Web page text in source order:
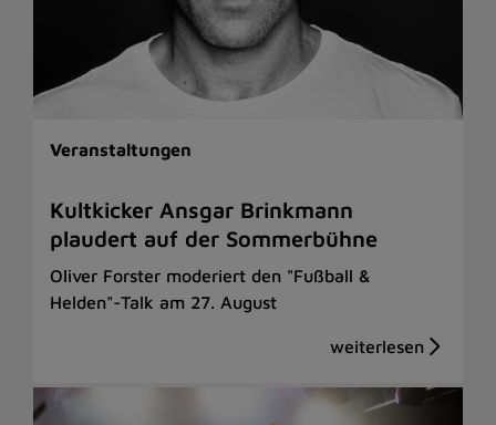
Veranstaltungen
Kultkicker Ansgar Brinkmann
plaudert auf der Sommerbühne
Oliver Forster moderiert den "Fußball &
Helden"-Talk am 27. August